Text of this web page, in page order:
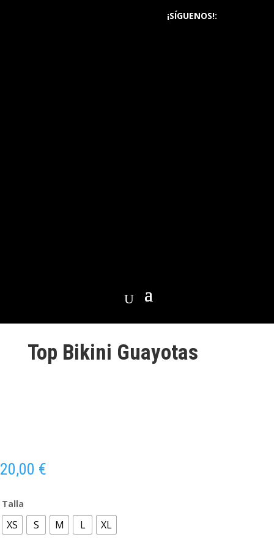
¡SÍGUENOS!:
Top Bikini Guayotas
20,00 €
Talla
XS S M L XL